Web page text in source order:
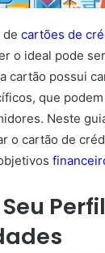
de cartões de
o ideal pode
cartão possui
que
Neste
o cartão de